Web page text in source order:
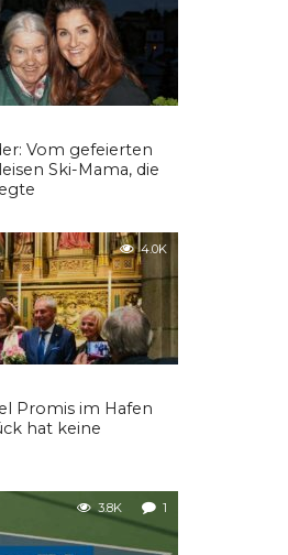
Vom gefeierten
Ski-Mama, die
4.0K
Promis im Hafen
hat keine
3.8K 1